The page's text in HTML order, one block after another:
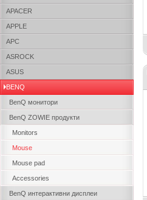
APACER
APPLE
APC
ASROCK
ASUS
BENQ
BenQ монитори
BenQ ZOWIE продукти
Monitors
Mouse
Mouse pad
Accessories
BenQ интерактивни дисплеи